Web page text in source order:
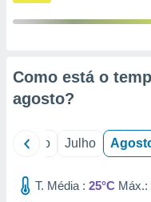
através
estudos
Como está o
agosto?
Junho Julho
T. Média : 25°C Máx.: